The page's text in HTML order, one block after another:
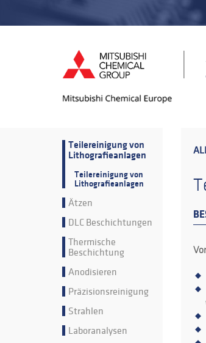
Teilereinigung von
Lithografieanlagen
Teilereinigung von
Lithografieanlagen
Ätzen
DLC Beschichtungen
Thermische
Beschichtung
Anodisieren
Präzisionsreinigung
Strahlen
Laboranalysen